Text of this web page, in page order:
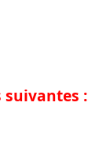
suivantes :